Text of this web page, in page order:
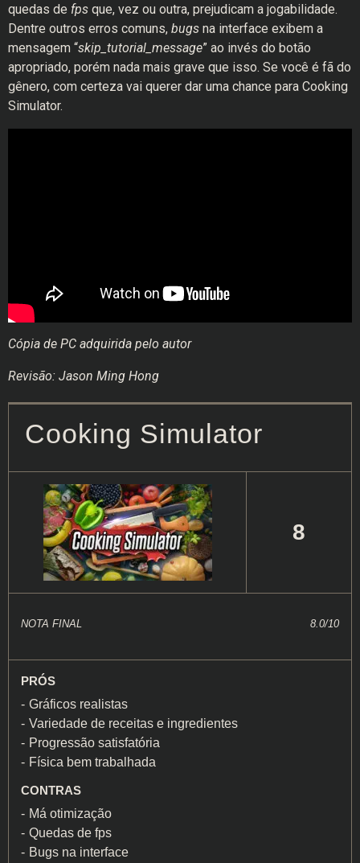
quedas de fps que, vez ou outra, prejudicam a jogabilidade.
Dentre outros erros comuns, bugs na interface exibem a
mensagem “skip_tutorial_message” ao invés do botão
apropriado, porém nada mais grave que isso. Se você é fã do
gênero, com certeza vai querer dar uma chance para Cooking
Simulator.
Cópia de PC adquirida pelo autor
Revisão: Jason Ming Hong
Cooking Simulator
8
NOTA FINAL 8.0/10
PRÓS
Gráficos realistas
Variedade de receitas e ingredientes
Progressão satisfatória
Física bem trabalhada
CONTRAS
Má otimização
Quedas de fps
Bugs na interface